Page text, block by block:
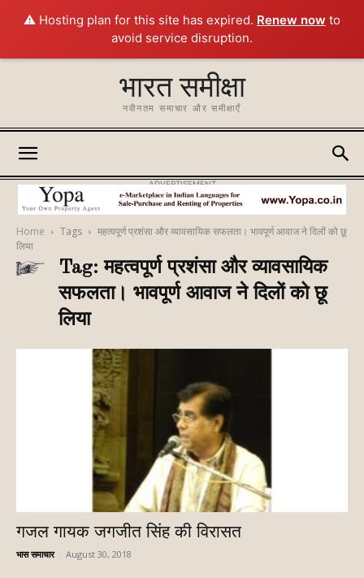
⚠️ Hosting plan for this site has expired. Renew now to
avoid service disruption.
भारत समीक्षा
नवीनतम समाचार और समीक्षाएँ
ADVERTISEMENT
Home Tags
महत्वपूर्ण प्रशंसा और व्यावसायिक सफलता। भावपूर्ण आवाज ने दिलों को छू
लिया
Tag: महत्वपूर्ण प्रशंसा और व्यावसायिक
सफलता। भावपूर्ण आवाज ने दिलों को छू
लिया
गजल गायक जगजीत सिंह की विरासत
भास समाचार August 30, 2018